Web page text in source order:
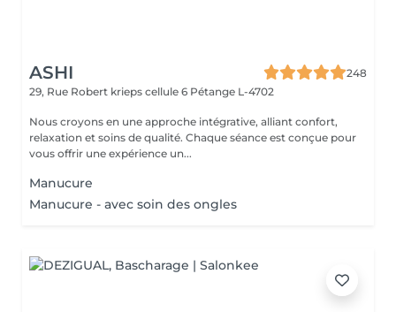
ASHI
248
29, Rue Robert krieps cellule 6 Pétange L-4702
Nous croyons en une approche intégrative, alliant confort,
relaxation et soins de qualité. Chaque séance est conçue pour
vous offrir une expérience un...
Manucure
Manucure - avec soin des ongles